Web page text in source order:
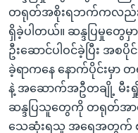
ကျော်
ကြည့်
ရန်
ရှာဖွေ
ရန်
နေရာ
ဗွီအိုအေ လူမှုကွန်ယက်များ
ဘာသာစကားများ
တရုတ်အစိုးရဘက်ကလည်း ပ
ရှိခဲ့ပါတယ်။ ဆန္ဒပြမှုတွ
ဦးဆောင်ပါဝင်ခဲ့ပြီး အစပိုင်း
ခဲ့ရာကနေ နောက်ပိုင်းမှာ
နဲ့ အဆောက်အဦတချို့ မီး
ဆန္ဒပြသူတွေကို တရုတ်အ
သေဆုံးရသူ အရေအတွက် စ